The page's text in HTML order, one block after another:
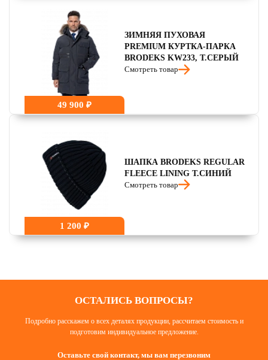
49 900 ₽
ЗИМНЯЯ ПУХОВАЯ
PREMIUM КУРТКА-ПАРКА
BRODEKS KW233, Т.СЕРЫЙ
Смотреть товар
1 200 ₽
ШАПКА BRODEKS REGULAR
FLEECE LINING Т.СИНИЙ
Смотреть товар
ОСТАЛИСЬ ВОПРОСЫ?
Подробно расскажем о всех деталях продукции, рассчитаем стоимость и
подготовим индивидуальное предложение.
Оставьте свой контакт, мы вам перезвоним